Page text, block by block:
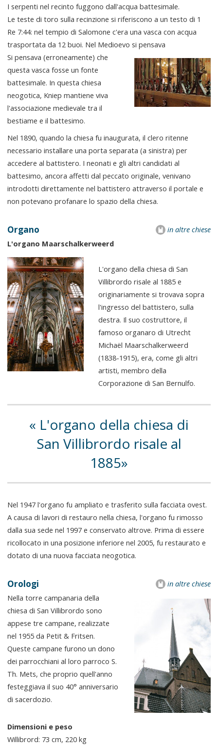
I serpenti nel recinto fuggono dall'acqua battesimale.
Le teste di toro sulla recinzione si riferiscono a un testo di 1
Re 7:44: nel tempio di Salomone c'era una vasca con acqua
trasportata da 12 buoi. Nel Medioevo si pensava
Si pensava (erroneamente) che
questa vasca fosse un fonte
battesimale. In questa chiesa
neogotica, Kniep mantiene viva
l'associazione medievale tra il
bestiame e il battesimo.
Nel 1890, quando la chiesa fu inaugurata, il clero ritenne
necessario installare una porta separata (a sinistra) per
accedere al battistero. I neonati e gli altri candidati al
battesimo, ancora affetti dal peccato originale, venivano
introdotti direttamente nel battistero attraverso il portale e
non potevano profanare lo spazio della chiesa.
in altre chiese
Organo
L'organo Maarschalkerweerd
L'organo della chiesa di San
Villibrordo risale al 1885 e
originariamente si trovava sopra
l'ingresso del battistero, sulla
destra. Il suo costruttore, il
famoso organaro di Utrecht
Michaël Maarschalkerweerd
(1838-1915), era, come gli altri
artisti, membro della
Corporazione di San Bernulfo.
L'organo della chiesa di
San Villibrordo risale al
1885
Nel 1947 l'organo fu ampliato e trasferito sulla facciata ovest.
A causa di lavori di restauro nella chiesa, l'organo fu rimosso
dalla sua sede nel 1997 e conservato altrove. Prima di essere
ricollocato in una posizione inferiore nel 2005, fu restaurato e
dotato di una nuova facciata neogotica.
in altre chiese
Orologi
Nella torre campanaria della
chiesa di San Villibrordo sono
appese tre campane, realizzate
nel 1955 da Petit & Fritsen.
Queste campane furono un dono
dei parrocchiani al loro parroco S.
Th. Mets, che proprio quell'anno
festeggiava il suo 40° anniversario
di sacerdozio.
Dimensioni e peso
Willibrord: 73 cm, 220 kg